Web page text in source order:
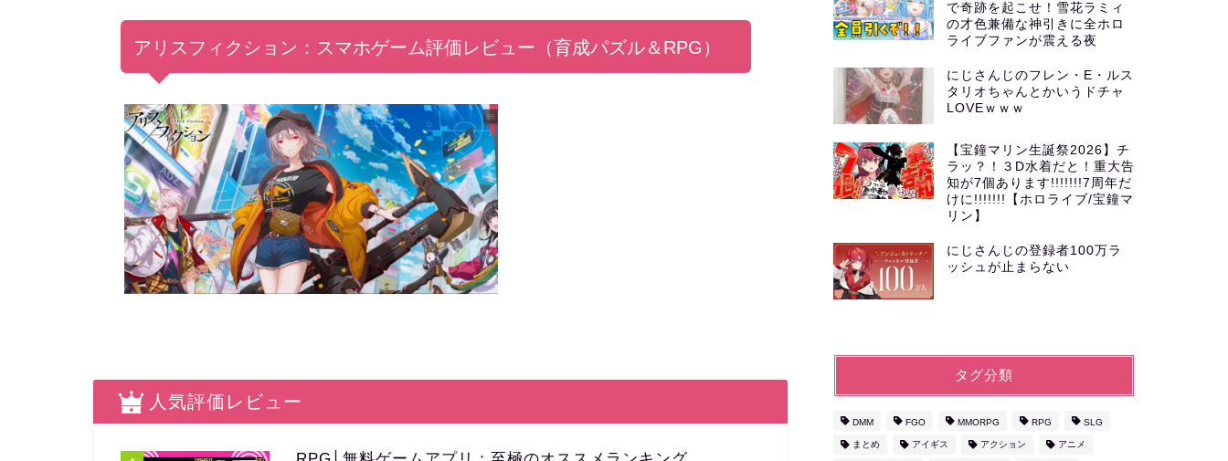
アリスフィクション：スマホゲーム評価レビュー（育成パズル＆RPG）
人気評価レビュー
で奇跡を起こせ！雪花ラミィ
の才色兼備な神引きに全ホロ
ライブファンが震える夜
にじさんじのフレン・E・ルス
タリオちゃんとかいうドチャ
LOVEｗｗｗ
【宝鐘マリン生誕祭2026】チ
ラッ？！３D水着だと！重大告
知が7個あります!!!!!!!7周年だ
けに!!!!!!!【ホロライブ/宝鐘マ
リン】
にじさんじの登録者100万ラ
ッシュが止まらない
タグ分類
DMM FGO MMORPG RPG SLG
まとめ アイギス アクション アニメ